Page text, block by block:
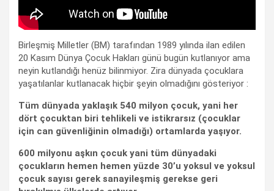
Birleşmiş Milletler (BM) tarafından 1989 yılında ilan edilen
20 Kasım Dünya Çocuk Hakları günü bugün kutlanıyor ama
neyin kutlandığı henüz bilinmiyor. Zira dünyada çocuklara
yaşatılanlar kutlanacak hiçbir şeyin olmadığını gösteriyor :
Tüm dünyada yaklaşık 540 milyon çocuk, yani her
dört çocuktan biri tehlikeli ve istikrarsız (çocuklar
için can güvenliğinin olmadığı) ortamlarda yaşıyor.
600 milyonu aşkın çocuk yani tüm dünyadaki
çocukların hemen hemen yüzde 30’u yoksul ve yoksul
çocuk sayısı gerek sanayileşmiş gerekse geri